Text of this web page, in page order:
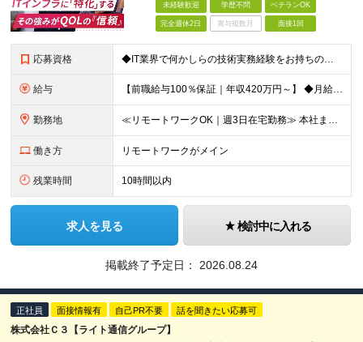
未経験歓迎 学歴不問 ベテランOK
完全週休2日 賞与複数月 面接1回
応募資格 ◆IT業界で何かしらの技術実務経験をお持ちの方（インフラ／開発不問） ◆学歴不問 【受注過多により、急募！】 面接から採用までスムーズに！結果は翌日までに通知できます。 即日入社希望も承れます！
給与 【前職給与100％保証｜年収420万円～】 ◆⽉給35万円〜 ＋ 業績(決算)賞与 ┗⼊社時の想定年収：420万円〜（業績賞与別） ＊年収1000万以上での採用もあり。スキル・経験を最大に優遇しま
勤務地 ≪リモートワークOK｜週3日在宅勤務≫ 本社またはプロジェクト先での勤務となります。 ※請負案件が多く、自社内での出社×リモートのハイブリッドワークが主体です！ 【本社】 東京都港区西新橋3-5-9
働き方 リモートワークがメイン
残業時間 10時間以内
求人を見る 検討中に入れる
掲載終了予定日： 2026.08.24
正社員 面接情報有 自己PR不要 話を聞きたい応募可
株式会社Ｃ３【ライト通信グループ】